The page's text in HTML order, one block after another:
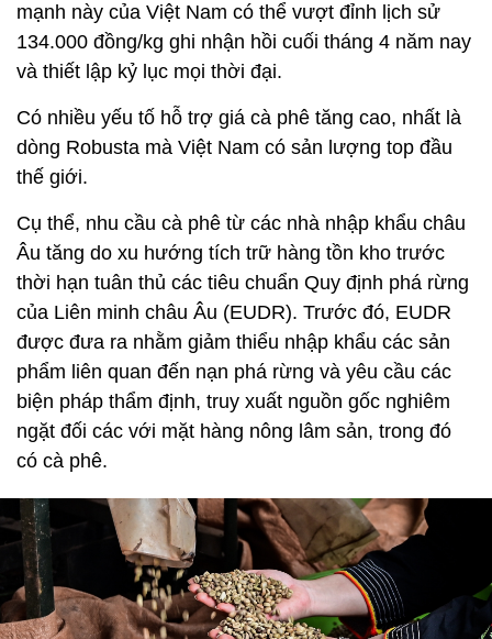
mạnh này của Việt Nam có thể vượt đỉnh lịch sử
134.000 đồng/kg ghi nhận hồi cuối tháng 4 năm nay
và thiết lập kỷ lục mọi thời đại.
Có nhiều yếu tố hỗ trợ giá cà phê tăng cao, nhất là
dòng Robusta mà Việt Nam có sản lượng top đầu
thế giới.
Cụ thể, nhu cầu cà phê từ các nhà nhập khẩu châu
Âu tăng do xu hướng tích trữ hàng tồn kho trước
thời hạn tuân thủ các tiêu chuẩn Quy định phá rừng
của Liên minh châu Âu (EUDR). Trước đó, EUDR
được đưa ra nhằm giảm thiểu nhập khẩu các sản
phẩm liên quan đến nạn phá rừng và yêu cầu các
biện pháp thẩm định, truy xuất nguồn gốc nghiêm
ngặt đối các với mặt hàng nông lâm sản, trong đó
có cà phê.